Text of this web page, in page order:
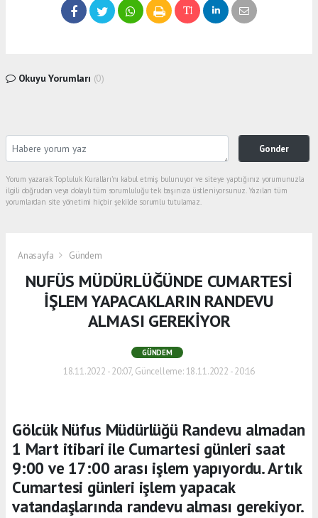
Okuyu Yorumları (0)
Gonder
Yorum yazarak Topluluk Kuralları’nı kabul etmiş bulunuyor ve siteye yaptığınız yorumunuzla
ilgili doğrudan veya dolaylı tüm sorumluluğu tek başınıza üstleniyorsunuz. Yazılan tüm
yorumlardan site yönetimi hiçbir şekilde sorumlu tutulamaz.
Anasayfa Gündem
NUFÜS MÜDÜRLÜĞÜNDE CUMARTESİ
İŞLEM YAPACAKLARIN RANDEVU
ALMASI GEREKİYOR
GÜNDEM
18.11.2022 - 20:07, Güncelleme: 18.11.2022 - 20:16
Gölcük Nüfus Müdürlüğü Randevu almadan
1 Mart itibari ile Cumartesi günleri saat
9:00 ve 17:00 arası işlem yapıyordu. Artık
Cumartesi günleri işlem yapacak
vatandaşlarında randevu alması gerekiyor.